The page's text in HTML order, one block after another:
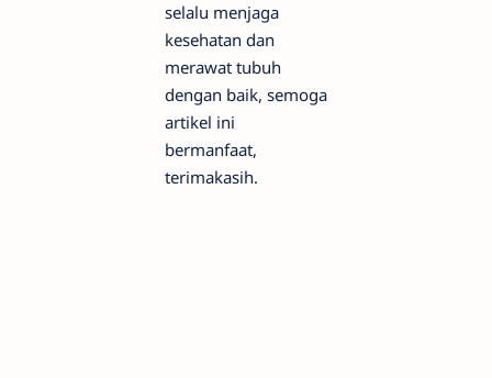
selalu menjaga
kesehatan dan
merawat tubuh
dengan baik, semoga
artikel ini
bermanfaat,
terimakasih.